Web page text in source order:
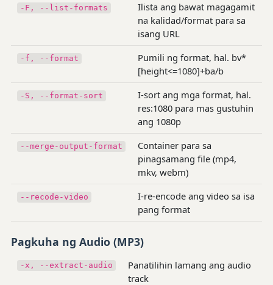
-F, --list-formats
Ilista ang bawat magagamit
na kalidad/format para sa
isang URL
-f, --format
Pumili ng format, hal. bv*
[height<=1080]+ba/b
-S, --format-sort
I-sort ang mga format, hal.
res:1080 para mas gustuhin
ang 1080p
--merge-output-format
Container para sa
pinagsamang file (mp4,
mkv, webm)
--recode-video
I-re-encode ang video sa isa
pang format
Pagkuha ng Audio (MP3)
-x, --extract-audio
Panatilihin lamang ang audio
track